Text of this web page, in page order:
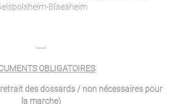
Blaesheim
----
OBLIGATOIRES
des dossards / non nécessaires pour
la marche)